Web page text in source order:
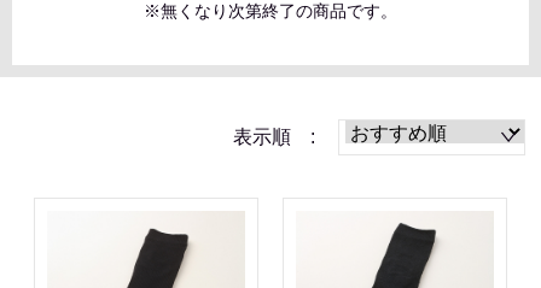
※無くなり次第終了の商品です。
表示順 :